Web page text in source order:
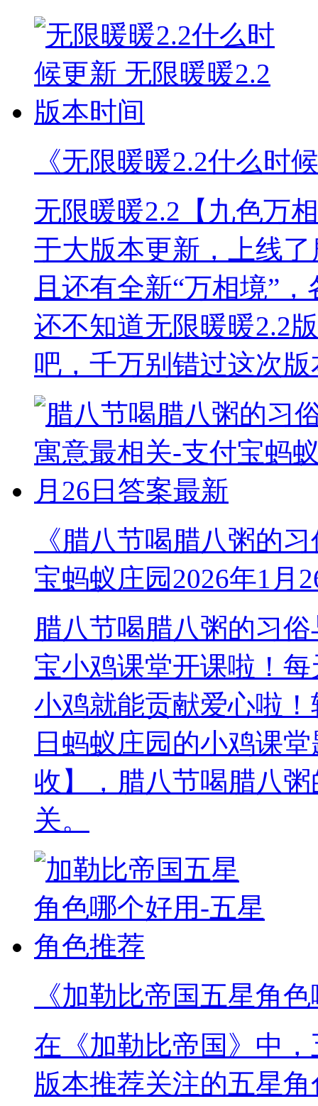
《无限暖暖2.2什么时
无限暖暖2.2【九色万
于大版本更新，上线
且还有全新“万相境”
还不知道无限暖暖2.2
吧，千万别错过这次
《腊八节喝腊八粥的
宝蚂蚁庄园2026年1月
腊八节喝腊八粥的习
宝小鸡课堂开课啦！
小鸡就能贡献爱心啦
日蚂蚁庄园的小鸡课
收】，腊八节喝腊八
关。
《加勒比帝国五星角
在《加勒比帝国》中
版本推荐关注的五星